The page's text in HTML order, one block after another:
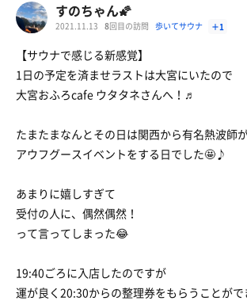
すのちゃん🌠
2021.11.13 8回目の訪問 歩いてサウナ ＋1
【サウナで感じる新感覚】
1日の予定を済ませラストは大宮にいたので
大宮おふろcafe ウタタネさんへ！♬
たまたまなんとその日は関西から有名熱波師
アウフグースイベントをする日でした🤩♪
あまりに嬉しすぎて
受付の人に、偶然偶然！
って言ってしまった😂
19:40ごろに入店したのですが
運が良く20:30からの整理券をもらうことがで